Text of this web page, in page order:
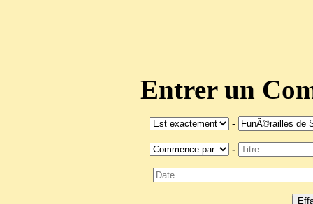
Entrer un
-
-